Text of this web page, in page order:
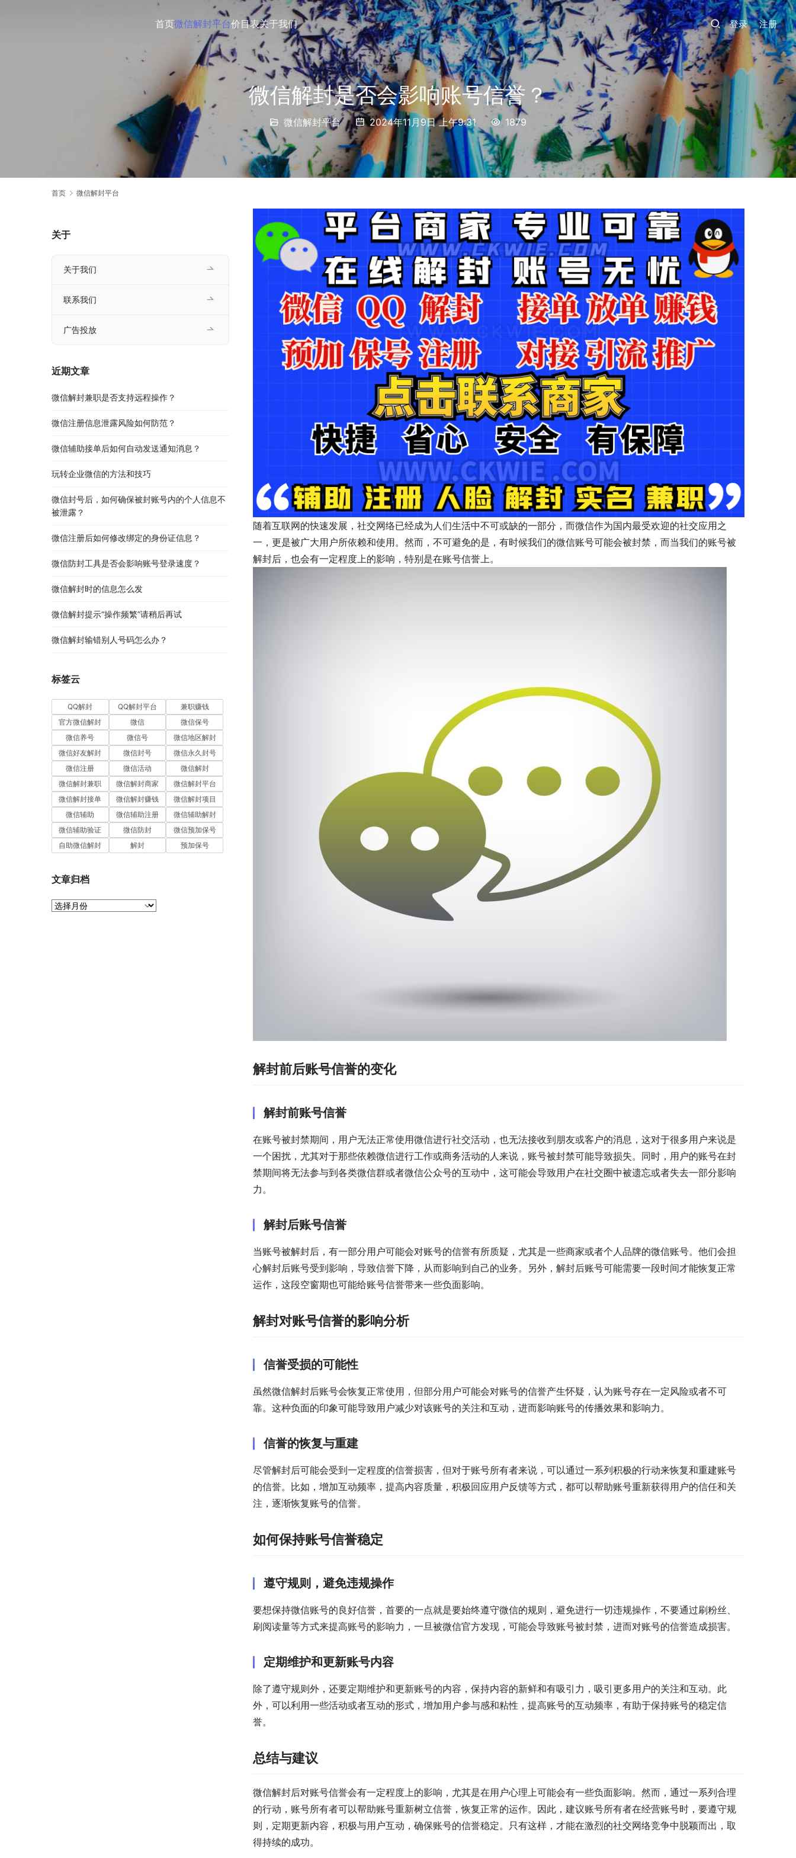
首页微信解封平台价目表关于我们 登录 注册
微信解封是否会影响账号信誉？
微信解封平台 2024年11月9日 上午9:31 1879
首页 微信解封平台
随着互联网的快速发展，社交网络已经成为人们生活中不可或缺的一部分，而微信作为国内最受欢迎的社交应用之
一，更是被广大用户所依赖和使用。然而，不可避免的是，有时候我们的微信账号可能会被封禁，而当我们的账号被
解封后，也会有一定程度上的影响，特别是在账号信誉上。
解封前后账号信誉的变化
解封前账号信誉
在账号被封禁期间，用户无法正常使用微信进行社交活动，也无法接收到朋友或客户的消息，这对于很多用户来说是
一个困扰，尤其对于那些依赖微信进行工作或商务活动的人来说，账号被封禁可能导致损失。同时，用户的账号在封
禁期间将无法参与到各类微信群或者微信公众号的互动中，这可能会导致用户在社交圈中被遗忘或者失去一部分影响
力。
解封后账号信誉
当账号被解封后，有一部分用户可能会对账号的信誉有所质疑，尤其是一些商家或者个人品牌的微信账号。他们会担
心解封后账号受到影响，导致信誉下降，从而影响到自己的业务。另外，解封后账号可能需要一段时间才能恢复正常
运作，这段空窗期也可能给账号信誉带来一些负面影响。
解封对账号信誉的影响分析
信誉受损的可能性
虽然微信解封后账号会恢复正常使用，但部分用户可能会对账号的信誉产生怀疑，认为账号存在一定风险或者不可
靠。这种负面的印象可能导致用户减少对该账号的关注和互动，进而影响账号的传播效果和影响力。
信誉的恢复与重建
尽管解封后可能会受到一定程度的信誉损害，但对于账号所有者来说，可以通过一系列积极的行动来恢复和重建账号
的信誉。比如，增加互动频率，提高内容质量，积极回应用户反馈等方式，都可以帮助账号重新获得用户的信任和关
注，逐渐恢复账号的信誉。
如何保持账号信誉稳定
遵守规则，避免违规操作
要想保持微信账号的良好信誉，首要的一点就是要始终遵守微信的规则，避免进行一切违规操作，不要通过刷粉丝、
刷阅读量等方式来提高账号的影响力，一旦被微信官方发现，可能会导致账号被封禁，进而对账号的信誉造成损害。
定期维护和更新账号内容
除了遵守规则外，还要定期维护和更新账号的内容，保持内容的新鲜和有吸引力，吸引更多用户的关注和互动。此
外，可以利用一些活动或者互动的形式，增加用户参与感和粘性，提高账号的互动频率，有助于保持账号的稳定信
誉。
总结与建议
微信解封后对账号信誉会有一定程度上的影响，尤其是在用户心理上可能会有一些负面影响。然而，通过一系列合理
的行动，账号所有者可以帮助账号重新树立信誉，恢复正常的运作。因此，建议账号所有者在经营账号时，要遵守规
则，定期更新内容，积极与用户互动，确保账号的信誉稳定。只有这样，才能在激烈的社交网络竞争中脱颖而出，取
得持续的成功。
关于
关于我们
联系我们
广告投放
近期文章
微信解封兼职是否支持远程操作？
微信注册信息泄露风险如何防范？
微信辅助接单后如何自动发送通知消息？
玩转企业微信的方法和技巧
微信封号后，如何确保被封账号内的个人信息不
被泄露？
微信注册后如何修改绑定的身份证信息？
微信防封工具是否会影响账号登录速度？
微信解封时的信息怎么发
微信解封提示“操作频繁”请稍后再试
微信解封输错别人号码怎么办？
标签云
QQ解封 QQ解封平台
兼职赚钱
官方微信解封
微信
微信保号
微信养号
微信号
微信地区解封
微信好友解封
微信封号
微信永久封号
微信注册
微信活动
微信解封
微信解封兼职
微信解封商家
微信解封平台
微信解封接单
微信解封赚钱
微信解封项目
微信辅助
微信辅助注册
微信辅助解封
微信辅助验证
微信防封
微信预加保号
自助微信解封
解封 预加保号
文章归档
文